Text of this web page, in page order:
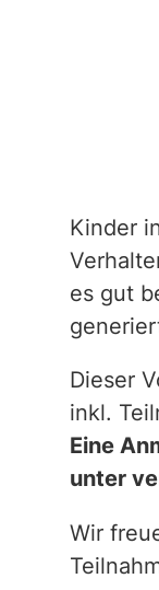
Kinder
es gut
Dieser
inkl.
Eine
unter
Wir